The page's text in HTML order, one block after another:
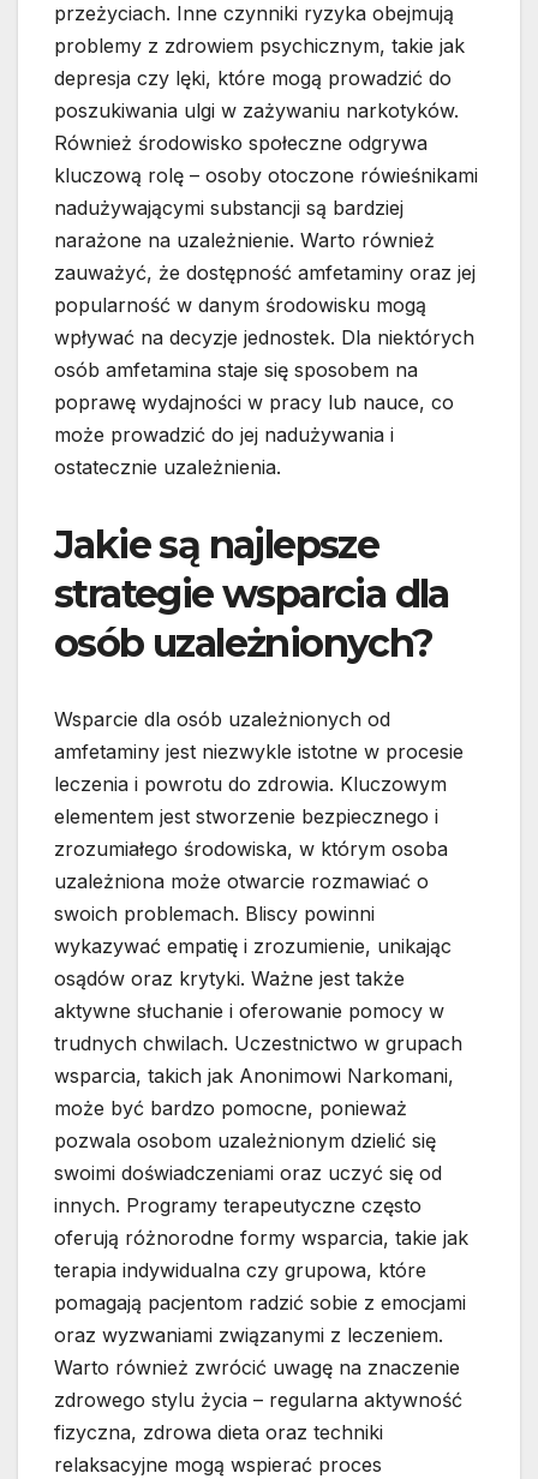
przeżyciach. Inne czynniki ryzyka obejmują
problemy z zdrowiem psychicznym, takie jak
depresja czy lęki, które mogą prowadzić do
poszukiwania ulgi w zażywaniu narkotyków.
Również środowisko społeczne odgrywa
kluczową rolę – osoby otoczone rówieśnikami
nadużywającymi substancji są bardziej
narażone na uzależnienie. Warto również
zauważyć, że dostępność amfetaminy oraz jej
popularność w danym środowisku mogą
wpływać na decyzje jednostek. Dla niektórych
osób amfetamina staje się sposobem na
poprawę wydajności w pracy lub nauce, co
może prowadzić do jej nadużywania i
ostatecznie uzależnienia.
Jakie są najlepsze
strategie wsparcia dla
osób uzależnionych?
Wsparcie dla osób uzależnionych od
amfetaminy jest niezwykle istotne w procesie
leczenia i powrotu do zdrowia. Kluczowym
elementem jest stworzenie bezpiecznego i
zrozumiałego środowiska, w którym osoba
uzależniona może otwarcie rozmawiać o
swoich problemach. Bliscy powinni
wykazywać empatię i zrozumienie, unikając
osądów oraz krytyki. Ważne jest także
aktywne słuchanie i oferowanie pomocy w
trudnych chwilach. Uczestnictwo w grupach
wsparcia, takich jak Anonimowi Narkomani,
może być bardzo pomocne, ponieważ
pozwala osobom uzależnionym dzielić się
swoimi doświadczeniami oraz uczyć się od
innych. Programy terapeutyczne często
oferują różnorodne formy wsparcia, takie jak
terapia indywidualna czy grupowa, które
pomagają pacjentom radzić sobie z emocjami
oraz wyzwaniami związanymi z leczeniem.
Warto również zwrócić uwagę na znaczenie
zdrowego stylu życia – regularna aktywność
fizyczna, zdrowa dieta oraz techniki
relaksacyjne mogą wspierać proces